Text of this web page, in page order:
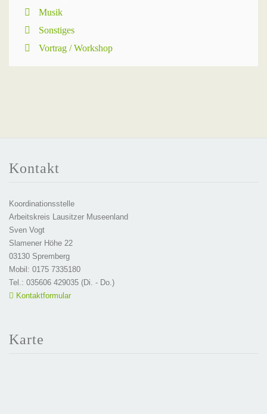
Musik
Sonstiges
Vortrag / Workshop
Kontakt
Koordinationsstelle
Arbeitskreis Lausitzer Museenland
Sven Vogt
Slamener Höhe 22
03130 Spremberg
Mobil: 0175 7335180
Tel.: 035606 429035 (Di. - Do.)
Kontaktformular
Karte